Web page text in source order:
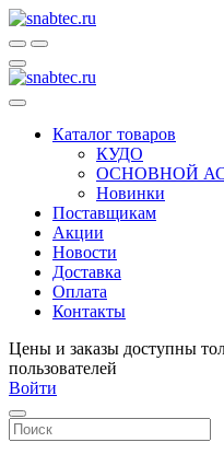
Каталог товаров
КУДО
ОСНОВНОЙ
Новинки
Поставщикам
Акции
Новости
Доставка
Оплата
Контакты
Цены и заказы доступны
пользователей
Войти